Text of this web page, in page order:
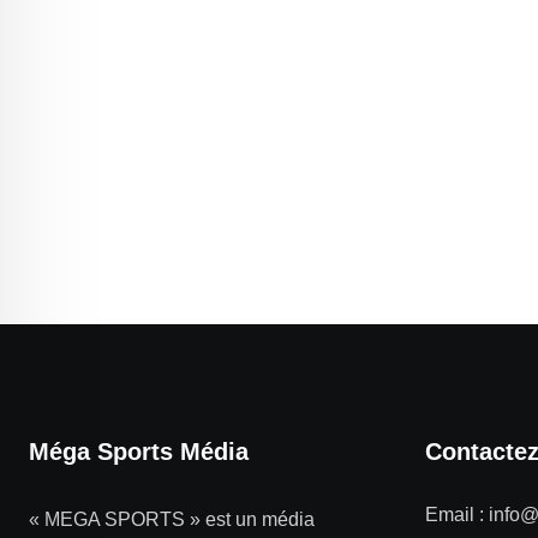
Méga Sports Média
« MEGA SPORTS » est un média Email :